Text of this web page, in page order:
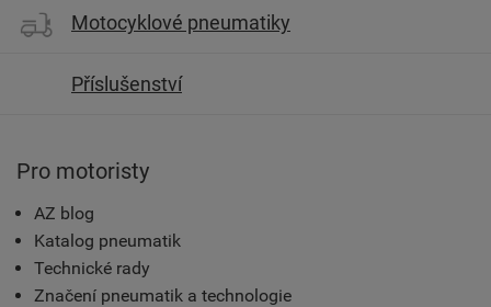
Motocyklové pneumatiky
Příslušenství
Pro motoristy
AZ blog
Katalog pneumatik
Technické rady
Značení pneumatik a technologie